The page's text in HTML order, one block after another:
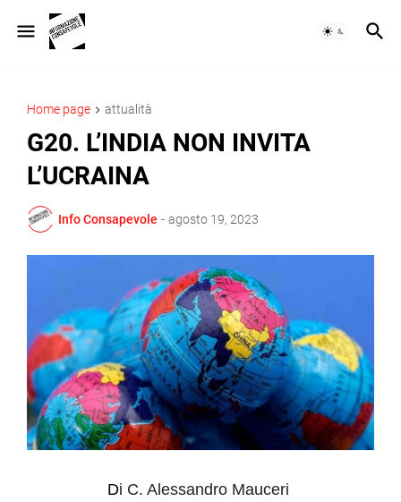
Home page attualità
G20. L’INDIA NON INVITA
L’UCRAINA
Info Consapevole - agosto 19, 2023
Di C. Alessandro Mauceri